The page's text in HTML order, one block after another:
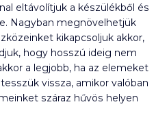
eltávolítjuk a készülékből és
Nagyban megnövelhetjük
kikapcsoljuk akkor,
hogy hosszú ideig nem
a legjobb, ha az elemeket
vissza, amikor valóban
száraz hűvös helyen